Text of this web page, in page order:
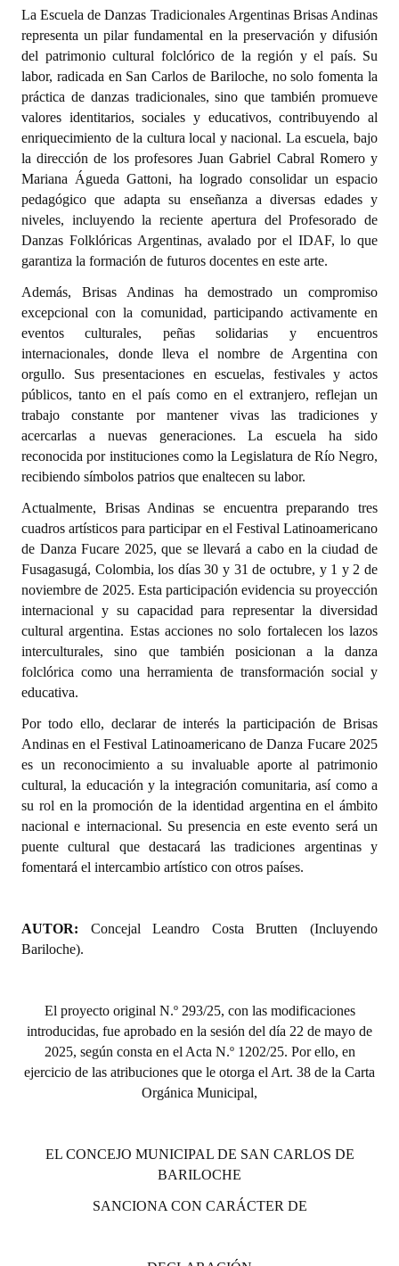
Informes de Gestión
Proyectos Presentados
Dictámenes Asesoría Letrada
Actas de Sesión
Informes de Unidad Coordinadora
Ejecución Presupuestaria
Actas de Audiencias Públicas
NORMATIVA
Comunicaciones
Declaraciones
Resoluciones
Resoluciones de Presidencia
INSTITUCIONAL
Antiguos Pobladores
Noticias Destacadas
Registros y Distinciones
Datos Históricos
Premio al Mérito - Registro
Audiencias Públicas - Registro
Mujeres que Dejaron Huellas - Registro
Periodistas Decanos - Registro
Ciudadano Ilustre - Registro
Banca del Vecino - Registro
Antiguos Pobladores - Registro
Reconocimientos - Registro
Entrega de distinciones
REFORMA DE LA CARTA ORGÁNICA
La Escuela de Danzas Tradicionales Argentinas Brisas Andinas
representa un pilar fundamental en la preservación y difusión
del patrimonio cultural folclórico de la región y el país. Su
labor, radicada en San Carlos de Bariloche, no solo fomenta la
práctica de danzas tradicionales, sino que también promueve
valores identitarios, sociales y educativos, contribuyendo al
enriquecimiento de la cultura local y nacional. La escuela, bajo
la dirección de los profesores Juan Gabriel Cabral Romero y
Mariana Águeda Gattoni, ha logrado consolidar un espacio
pedagógico que adapta su enseñanza a diversas edades y
niveles, incluyendo la reciente apertura del Profesorado de
Danzas Folklóricas Argentinas, avalado por el IDAF, lo que
garantiza la formación de futuros docentes en este arte.
Además, Brisas Andinas ha demostrado un compromiso
excepcional con la comunidad, participando activamente en
eventos culturales, peñas solidarias y encuentros
internacionales, donde lleva el nombre de Argentina con
orgullo. Sus presentaciones en escuelas, festivales y actos
públicos, tanto en el país como en el extranjero, reflejan un
trabajo constante por mantener vivas las tradiciones y
acercarlas a nuevas generaciones. La escuela ha sido
reconocida por instituciones como la Legislatura de Río Negro,
recibiendo símbolos patrios que enaltecen su labor.
Actualmente, Brisas Andinas se encuentra preparando tres
cuadros artísticos para participar en el Festival Latinoamericano
de Danza Fucare 2025, que se llevará a cabo en la ciudad de
Fusagasugá, Colombia, los días 30 y 31 de octubre, y 1 y 2 de
noviembre de 2025. Esta participación evidencia su proyección
internacional y su capacidad para representar la diversidad
cultural argentina. Estas acciones no solo fortalecen los lazos
interculturales, sino que también posicionan a la danza
folclórica como una herramienta de transformación social y
educativa.
Por todo ello, declarar de interés la participación de Brisas
Andinas en el Festival Latinoamericano de Danza Fucare 2025
es un reconocimiento a su invaluable aporte al patrimonio
cultural, la educación y la integración comunitaria, así como a
su rol en la promoción de la identidad argentina en el ámbito
nacional e internacional. Su presencia en este evento será un
puente cultural que destacará las tradiciones argentinas y
fomentará el intercambio artístico con otros países.
AUTOR: Concejal Leandro Costa Brutten (Incluyendo
Bariloche).
El proyecto original N.º 293/25, con las modificaciones
introducidas, fue aprobado en la sesión del día 22 de mayo de
2025, según consta en el Acta N.º 1202/25. Por ello, en
ejercicio de las atribuciones que le otorga el Art. 38 de la Carta
Orgánica Municipal,
EL CONCEJO MUNICIPAL DE SAN CARLOS DE
BARILOCHE
SANCIONA CON CARÁCTER DE